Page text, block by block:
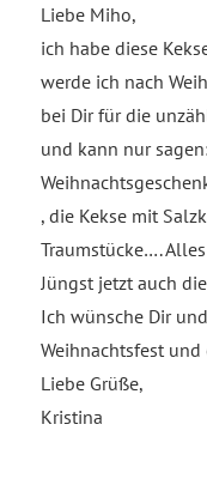
Liebe Miho,
ich habe diese
werde ich nach
bei Dir für die
und kann nur
, die Kekse mit
Traumstücke….
Jüngst jetzt auch
Ich wünsche Dir
Weihnachtsfest
Liebe Grüße,
Kristina